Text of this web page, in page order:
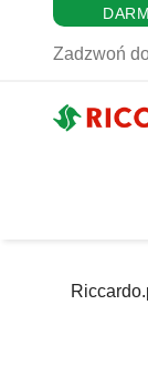
Zadzwoń